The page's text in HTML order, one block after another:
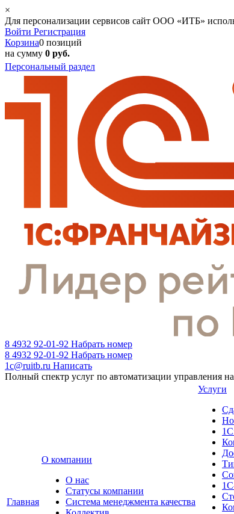
×
Для персонализации сервисов сайт ООО «ИТБ»
Войти Регистрация
Корзина0 позиций
на сумму 0 руб.
Персональный раздел
8 4932 92-01-92 Набрать номер
8 4932 92-01-92 Набрать номер
1c@ruitb.ru Написать
Полный спектр услуг по автоматизации управления
Главная
О компании
О нас
Cтатусы компании
Система менеджмента качества
Услуги